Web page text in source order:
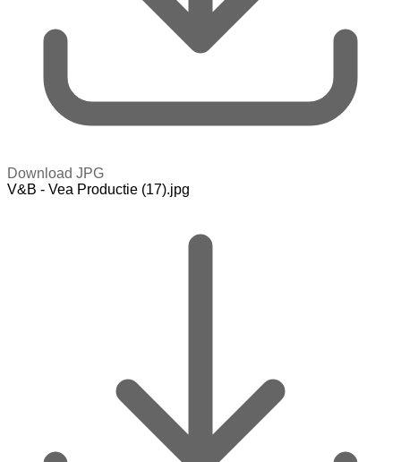
Download JPG
V&B - Vea Productie (17).jpg